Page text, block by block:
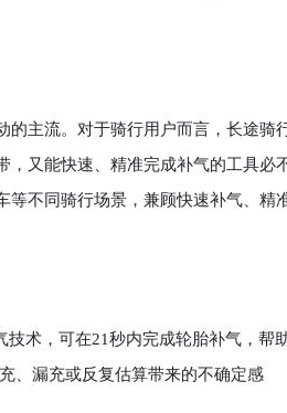
主流。对于骑行用户而言，长途骑
又能快速、精准完成补气的工具必
不同骑行场景，兼顾快速补气、精
技术，可在21秒内完成轮胎补气，帮
、漏充或反复估算带来的不确定感